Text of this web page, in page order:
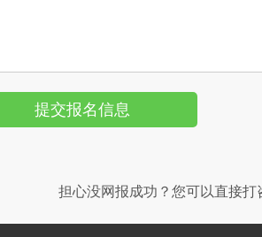
担心没网报成功？您可以直接